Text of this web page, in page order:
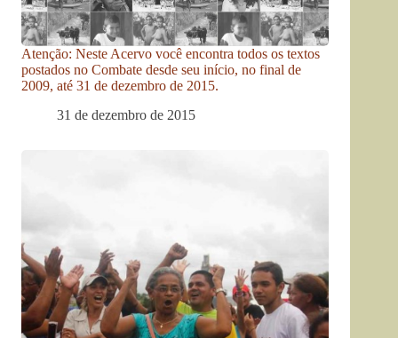
Atenção: Neste Acervo você encontra todos os textos
postados no Combate desde seu início, no final de
2009, até 31 de dezembro de 2015.
31 de dezembro de 2015